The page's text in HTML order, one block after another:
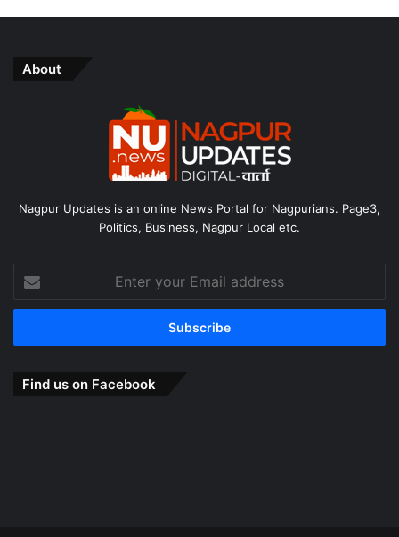
About
Nagpur Updates is an online News Portal for Nagpurians. Page3,
Politics, Business, Nagpur Local etc.
your
Email
Find us on Facebook